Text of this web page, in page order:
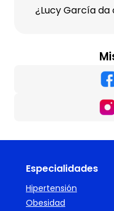
¿Lucy García da
Especialidades
Hipertensión
Obesidad